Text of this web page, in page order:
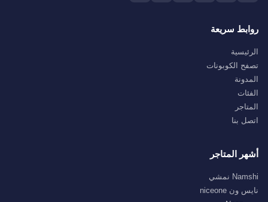
روابط سريعة
الرئيسية
تصفح الكوبونات
المدونة
الفئات
المتاجر
اتصل بنا
أشهر المتاجر
Namshi نمشي
نايس ون niceone